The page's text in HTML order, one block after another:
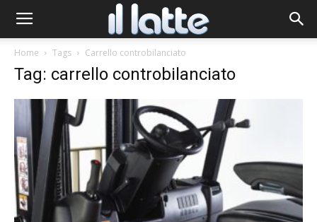
Home Tags Carrello controbilanciato
Tag: carrello controbilanciato